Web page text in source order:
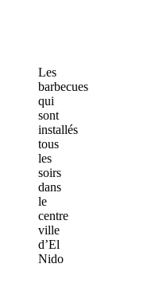
Les
barbecues
qui
sont
installés
tous
les
soirs
dans
le
centre
ville
d’El
Nido